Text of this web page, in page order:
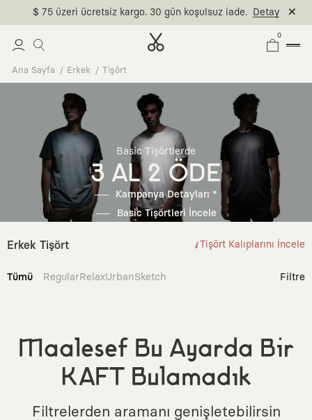
$ 75 üzeri ücretsiz kargo. 30 gün koşulsuz iade. Detay
0
Ana Sayfa Erkek Tişört
Basic Tişörtlerde
3 AL 2 ÖDE
Kampanya Detayları *
Basic Tişörtleri İncele
Erkek Tişört Tişört Kalıplarını İncele
Tümü RegularRelaxUrbanSketch Filtre
Maalesef Bu Ayarda Bir
KAFT Bulamadık
Filtrelerden aramanı genişletebilirsin